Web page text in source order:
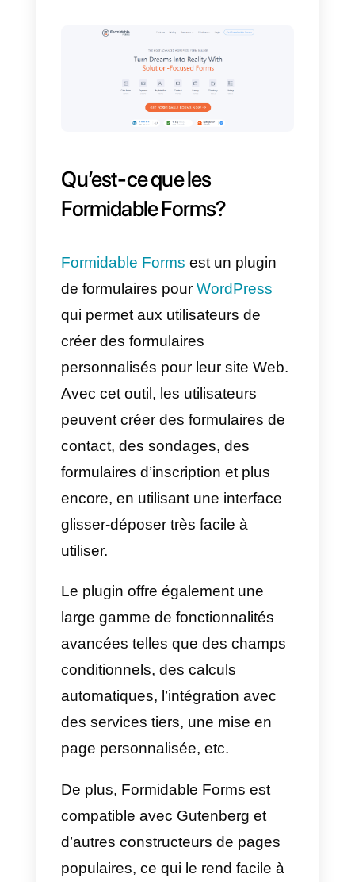
entreprise peut se connecter
WhatsApp aux Formidable
Forms, en utilisant le
Pour continuer, vous devez avoir
un compteCallbell
Qu’est-ce que les
Formidable Forms?
de formulaires pourWordPress
qui permet aux utilisateurs de
créer des formulaires
personnalisés pour leur site Web.
Avec cet outil, les utilisateurs
contact, des sondages, des
formulaires d’inscription et plus
encore, en utilisant une interface